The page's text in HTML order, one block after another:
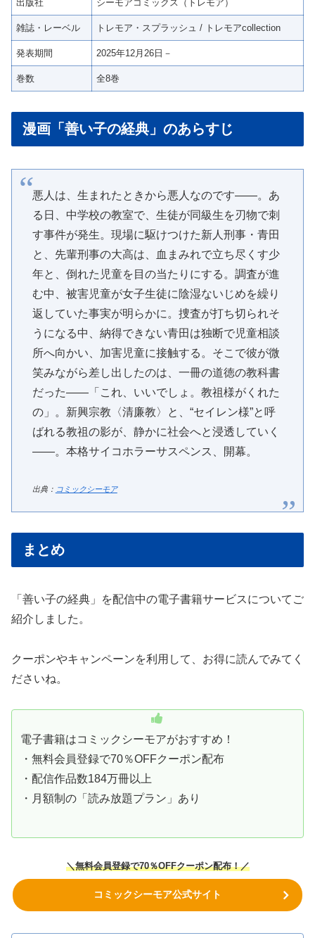
出版社 シーモアコミックス（トレモア）
雑誌・レーベル トレモア・スプラッシュ / トレモアcollection
発表期間 2025年12月26日－
巻数 全8巻
漫画「善い子の経典」のあらすじ
悪人は、生まれたときから悪人なのです――。あ
る日、中学校の教室で、生徒が同級生を刃物で刺
す事件が発生。現場に駆けつけた新人刑事・青田
と、先輩刑事の大高は、血まみれで立ち尽くす少
年と、倒れた児童を目の当たりにする。調査が進
む中、被害児童が女子生徒に陰湿ないじめを繰り
返していた事実が明らかに。捜査が打ち切られそ
うになる中、納得できない青田は独断で児童相談
所へ向かい、加害児童に接触する。そこで彼が微
笑みながら差し出したのは、一冊の道徳の教科書
だった――「これ、いいでしょ。教祖様がくれた
の」。新興宗教〈清廉教〉と、“セイレン様”と呼
ばれる教祖の影が、静かに社会へと浸透していく
――。本格サイコホラーサスペンス、開幕。
出典： コミックシーモア
まとめ
「善い子の経典」を配信中の電子書籍サービスについてご
紹介しました。
クーポンやキャンペーンを利用して、お得に読んでみてく
ださいね。
電子書籍はコミックシーモアがおすすめ！
・無料会員登録で70％OFFクーポン配布
・配信作品数184万冊以上
・月額制の「読み放題プラン」あり
＼無料会員登録で70％OFFクーポン配布！／
コミックシーモア公式サイト